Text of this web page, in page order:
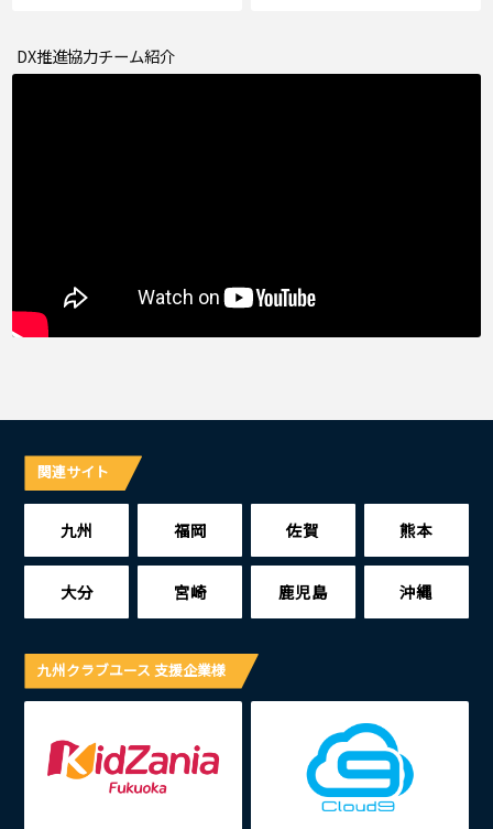
DX推進協力チーム紹介
関連サイト
九州 福岡 佐賀 熊本
大分 宮崎 鹿児島 沖縄
九州クラブユース 支援企業様